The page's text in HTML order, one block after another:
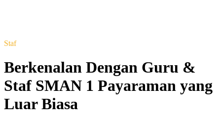
Staf
Berkenalan Dengan Guru &
Staf SMAN 1 Payaraman yang
Luar Biasa